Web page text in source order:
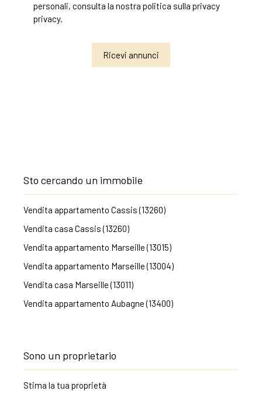
personali, consulta la nostra politica sulla privacy
privacy.
Ricevi annunci
Sto cercando un immobile
Vendita appartamento Cassis (13260)
Vendita casa Cassis (13260)
Vendita appartamento Marseille (13015)
Vendita appartamento Marseille (13004)
Vendita casa Marseille (13011)
Vendita appartamento Aubagne (13400)
Sono un proprietario
Stima la tua proprietà